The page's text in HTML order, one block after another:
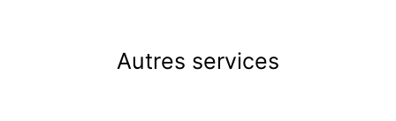
Autres services